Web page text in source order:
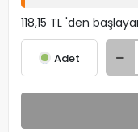
118,15 TL 'den
Adet